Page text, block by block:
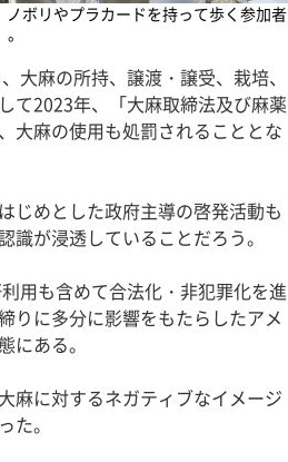
ノボリやプラカードを持って歩く参加者
麻の所持、譲渡・譲受、栽培、
て2023年、「大麻取締法及び麻薬
大麻の使用も処罰されることとな
じめとした政府主導の啓発活動も
が浸透していることだろう。
用も含めて合法化・非犯罪化を進
りに多分に影響をもたらしたアメ
にある。
麻に対するネガティブなイメージ
た。